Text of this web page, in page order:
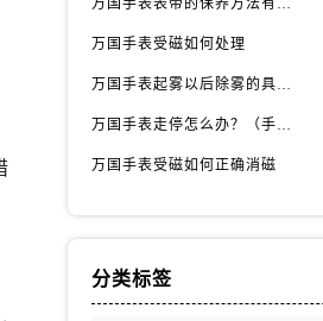
万国手表表带的保养方法有哪些？
万国手表受磁如何处理
万国手表起雾以后除雾的具体方法（万国手表起雾解决办法）
万国手表走停怎么办？（手表走停的处理方法）
万国手表受磁如何正确消磁
分类标签